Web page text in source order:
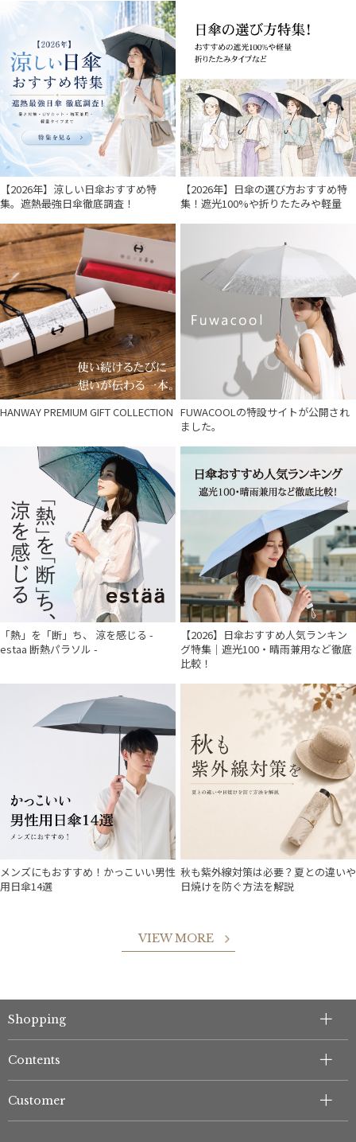
ランバン オン ブルー
MACKINTOSH PHILOSOPHY
マッキントッシュ フィロソフィー
MAGICAL TECH
マジカルテック
miel
mila schon
ミラ・ショーン
OTHER BRAND
アザーブランド
PAUL&JOE ACCESSOIRES
ポールアンドジョー アクセソワ
POLO RALPH LAUREN
ポロ ラルフ ローレン
SWASH LONDON
スウォッシュロンドン
urawaza
ウラワザ
傘機能
その他
カラー
価格・割引率
在庫表示
販売状況
【2026年】涼しい日傘おすすめ特
集。遮熱最強日傘徹底調査！
【2026年】日傘の選び方おすすめ特
集！遮光100%や折りたたみや軽量
HANWAY PREMIUM GIFT COLLECTION FUWACOOLの特設サイトが公開され
ました。
「熱」を「断」ち、 涼を感じる -
estaa 断熱パラソル -
【2026】日傘おすすめ人気ランキン
グ特集｜遮光100・晴雨兼用など徹底
比較！
メンズにもおすすめ！かっこいい男性
用日傘14選
秋も紫外線対策は必要？夏との違いや
日焼けを防ぐ方法を解説
VIEW MORE
Shopping
Contents
Customer